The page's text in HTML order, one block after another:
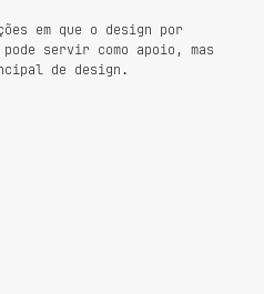
em que o design por
servir como apoio, mas
de design.